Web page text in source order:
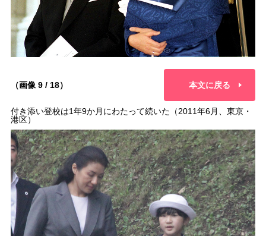
（画像 9 / 18） 本文に戻る
付き添い登校は1年9か月にわたって続いた（2011年6月、東京・
港区）